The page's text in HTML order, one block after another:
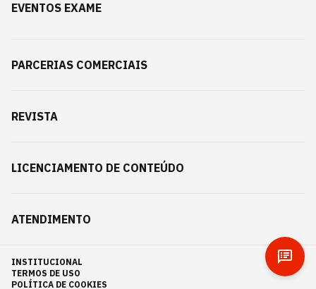
EVENTOS EXAME
PARCERIAS COMERCIAIS
REVISTA
LICENCIAMENTO DE CONTEÚDO
ATENDIMENTO
INSTITUCIONAL
TERMOS DE USO
POLÍTICA DE COOKIES